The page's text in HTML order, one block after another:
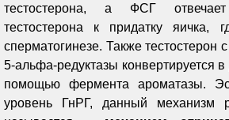
тестостерона, а ФСГ
тестостерона к придатку яичка,
сперматогинезе. Также
5-альфа-редуктазы конвертируется
помощью фермента ароматазы.
уровень ГнРГ, данный механизм